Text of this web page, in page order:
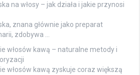
na włosy – jak działa i jakie przynosi
znana głównie jako preparat
zdobywa …
włosów kawą – naturalne metody i
włosów kawą zyskuje coraz większą